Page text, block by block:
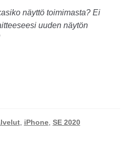
näyttö toimimasta? Ei
uuden näytön
, iPhone, SE 2020